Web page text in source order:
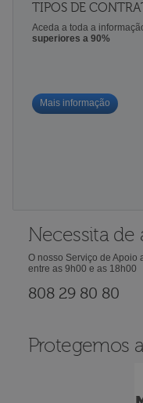
TIPOS DE
Aceda a toda a
superiores a 90%
Mais informação
Necessita de
O nosso Serviço de Apoio
entre as 9h00 e as 18h00
808 29 80 80
Protegemos